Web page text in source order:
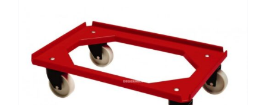
Food Service y Vending
91 629 17 10